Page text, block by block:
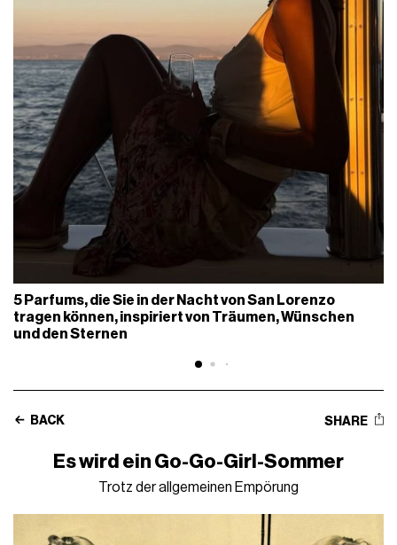
5 Parfums, die Sie in der Nacht von San Lorenzo
tragen können, inspiriert von Träumen, Wünschen
und den Sternen
BACK SHARE
Es wird ein Go-Go-Girl-Sommer
Trotz der allgemeinen Empörung